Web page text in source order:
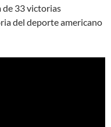
de 33 victorias
del deporte americano